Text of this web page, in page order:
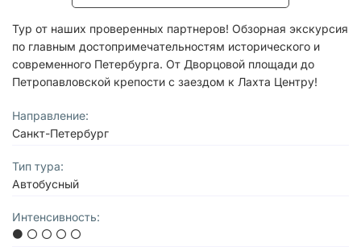
Тур от наших проверенных партнеров! Обзорная экскурсия
по главным достопримечательностям исторического и
современного Петербурга. От Дворцовой площади до
Петропавловской крепости с заездом к Лахта Центру!
Направление:
Санкт-Петербург
Тип тура:
Автобусный
Интенсивность: